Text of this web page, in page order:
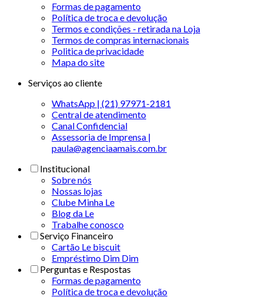
Formas de pagamento
Política de troca e devolução
Termos e condições - retirada na Loja
Termos de compras internacionais
Politica de privacidade
Mapa do site
Serviços ao cliente
WhatsApp | (21) 97971-2181
Central de atendimento
Canal Confidencial
Assessoria de Imprensa |
paula@agenciaamais.com.br
Institucional
Sobre nós
Nossas lojas
Clube Minha Le
Blog da Le
Trabalhe conosco
Serviço Financeiro
Cartão Le biscuit
Empréstimo Dim Dim
Perguntas e Respostas
Formas de pagamento
Política de troca e devolução